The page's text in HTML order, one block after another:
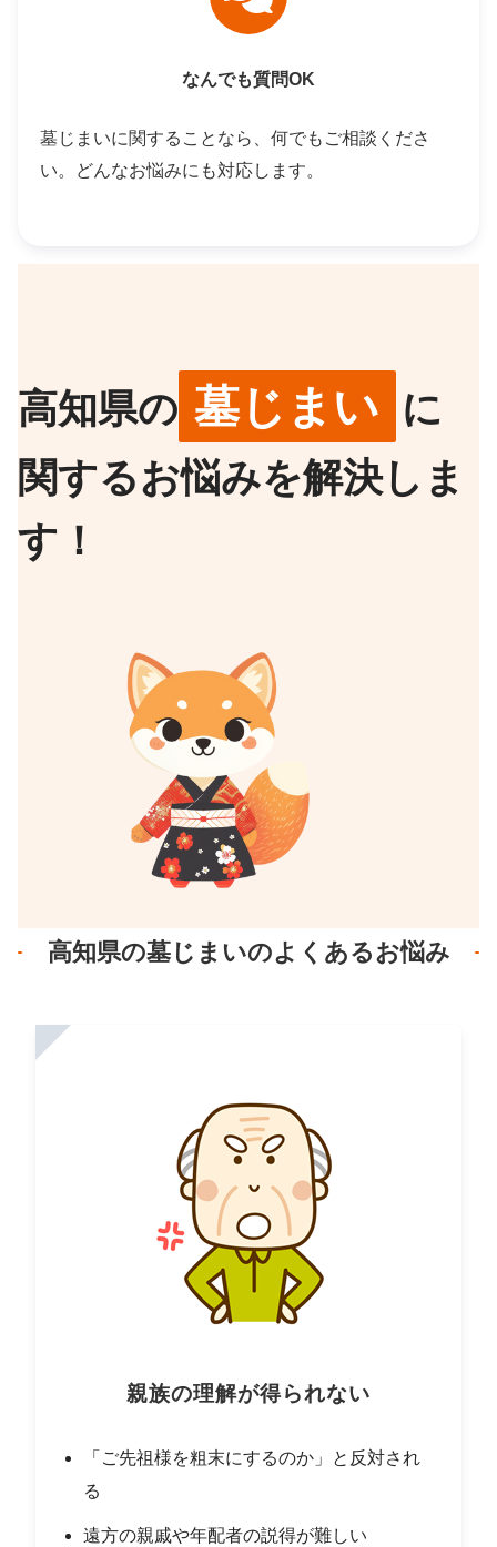
なんでも質問OK
墓じまいに関することなら、何でもご相談くださ
い。どんなお悩みにも対応します。
高知県の 墓じまい に
関するお悩みを解決しま
す！
高知県の墓じまいのよくあるお悩み
親族の理解が得られない
「ご先祖様を粗末にするのか」と反対され
る
遠方の親戚や年配者の説得が難しい